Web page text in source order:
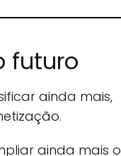
futuro
ainda mais,
ainda mais o